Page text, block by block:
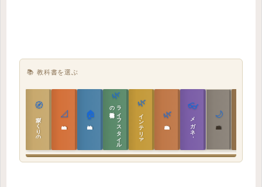
📚 教科書を選ぶ
🧭
家づくりの教科書 📐
実施設計の教科書
🏠
性能設計の教科書
🌿
ラ
イ
フ
ス
タ
イ
ル
の
教科書 🌿
インテリア設計 🌿
敷地設計の教科書
👓
メガネ｜転職 🌙
建築思想の教科書